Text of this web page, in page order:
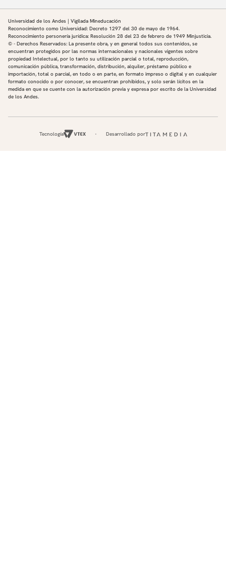
Universidad de los Andes | Vigilada Mineducación
Reconocimiento como Universidad: Decreto 1297 del 30 de mayo de 1964.
Reconocimiento personería jurídica: Resolución 28 del 23 de febrero de 1949 Minjusticia.
© - Derechos Reservados: La presente obra, y en general todos sus contenidos, se
encuentran protegidos por las normas internacionales y nacionales vigentes sobre
propiedad Intelectual, por lo tanto su utilización parcial o total, reproducción,
comunicación pública, transformación, distribución, alquiler, préstamo público e
importación, total o parcial, en todo o en parte, en formato impreso o digital y en cualquier
formato conocido o por conocer, se encuentran prohibidos, y solo serán lícitos en la
medida en que se cuente con la autorización previa y expresa por escrito de la Universidad
de los Andes.
Tecnología Desarrollado por